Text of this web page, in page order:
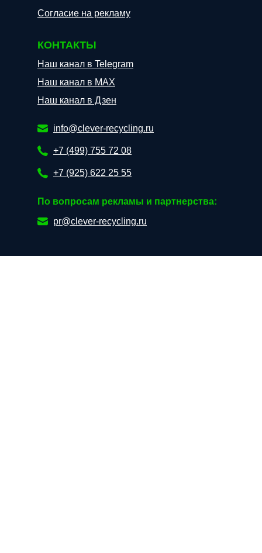
Согласие на рекламу
КОНТАКТЫ
Наш канал в Telegram
Наш канал в МАХ
Наш канал в Дзен
info@clever-recycling.ru
+7 (499) 755 72 08
+7 (925) 622 25 55
По вопросам рекламы и партнерства:
pr@clever-recycling.ru